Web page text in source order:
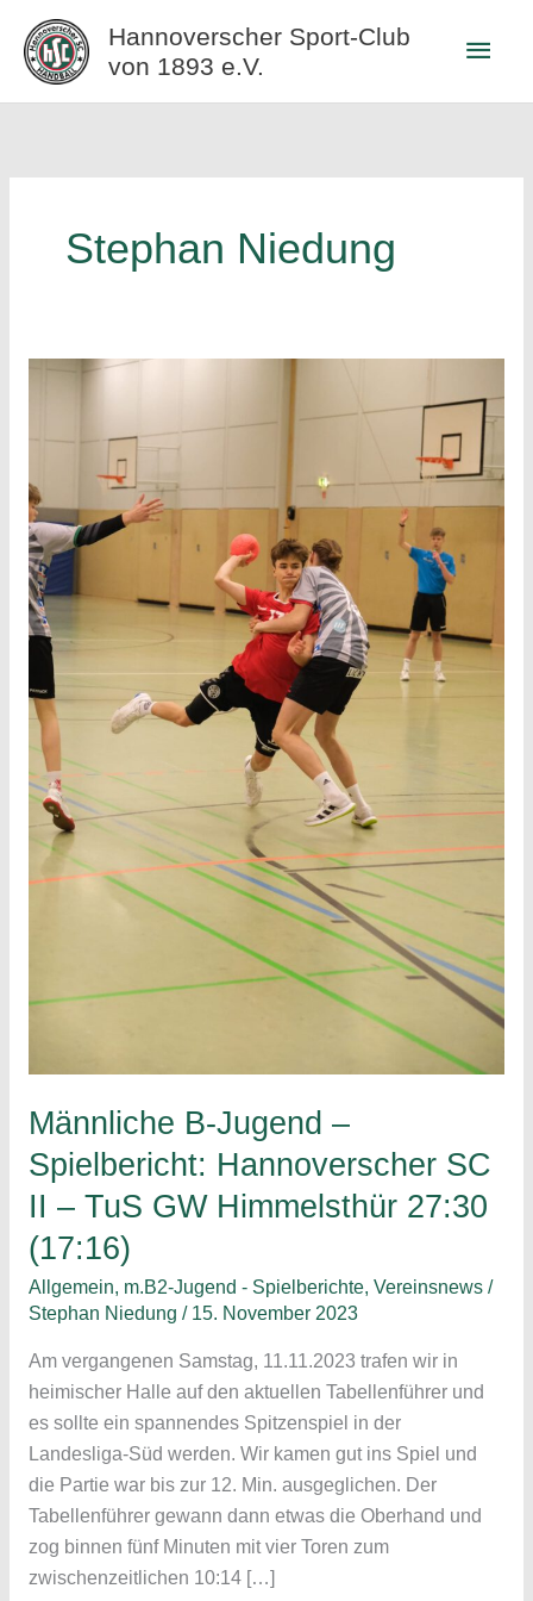
Inhalt
springen
Hannoverscher Sport-Club
von 1893 e.V.
Stephan Niedung
Männliche B-Jugend –
Spielbericht: Hannoverscher SC
II – TuS GW Himmelsthür 27:30
(17:16)
Allgemein, m.B2-Jugend - Spielberichte, Vereinsnews/
Stephan Niedung / 15. November 2023
Am vergangenen Samstag, 11.11.2023 trafen wir in
heimischer Halle auf den aktuellen Tabellenführer und
es sollte ein spannendes Spitzenspiel in der
Landesliga-Süd werden. Wir kamen gut ins Spiel und
die Partie war bis zur 12. Min. ausgeglichen. Der
Tabellenführer gewann dann etwas die Oberhand und
zog binnen fünf Minuten mit vier Toren zum
zwischenzeitlichen 10:14 […]